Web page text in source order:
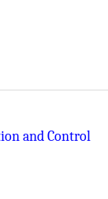
and Control